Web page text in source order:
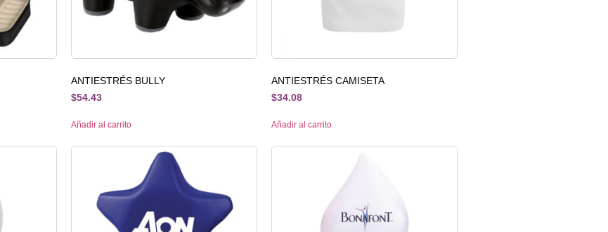
ANTIESTRÉS BULLY
$54.43
Añadir al carrito
ANTIESTRÉS CAMISETA
$34.08
Añadir al carrito